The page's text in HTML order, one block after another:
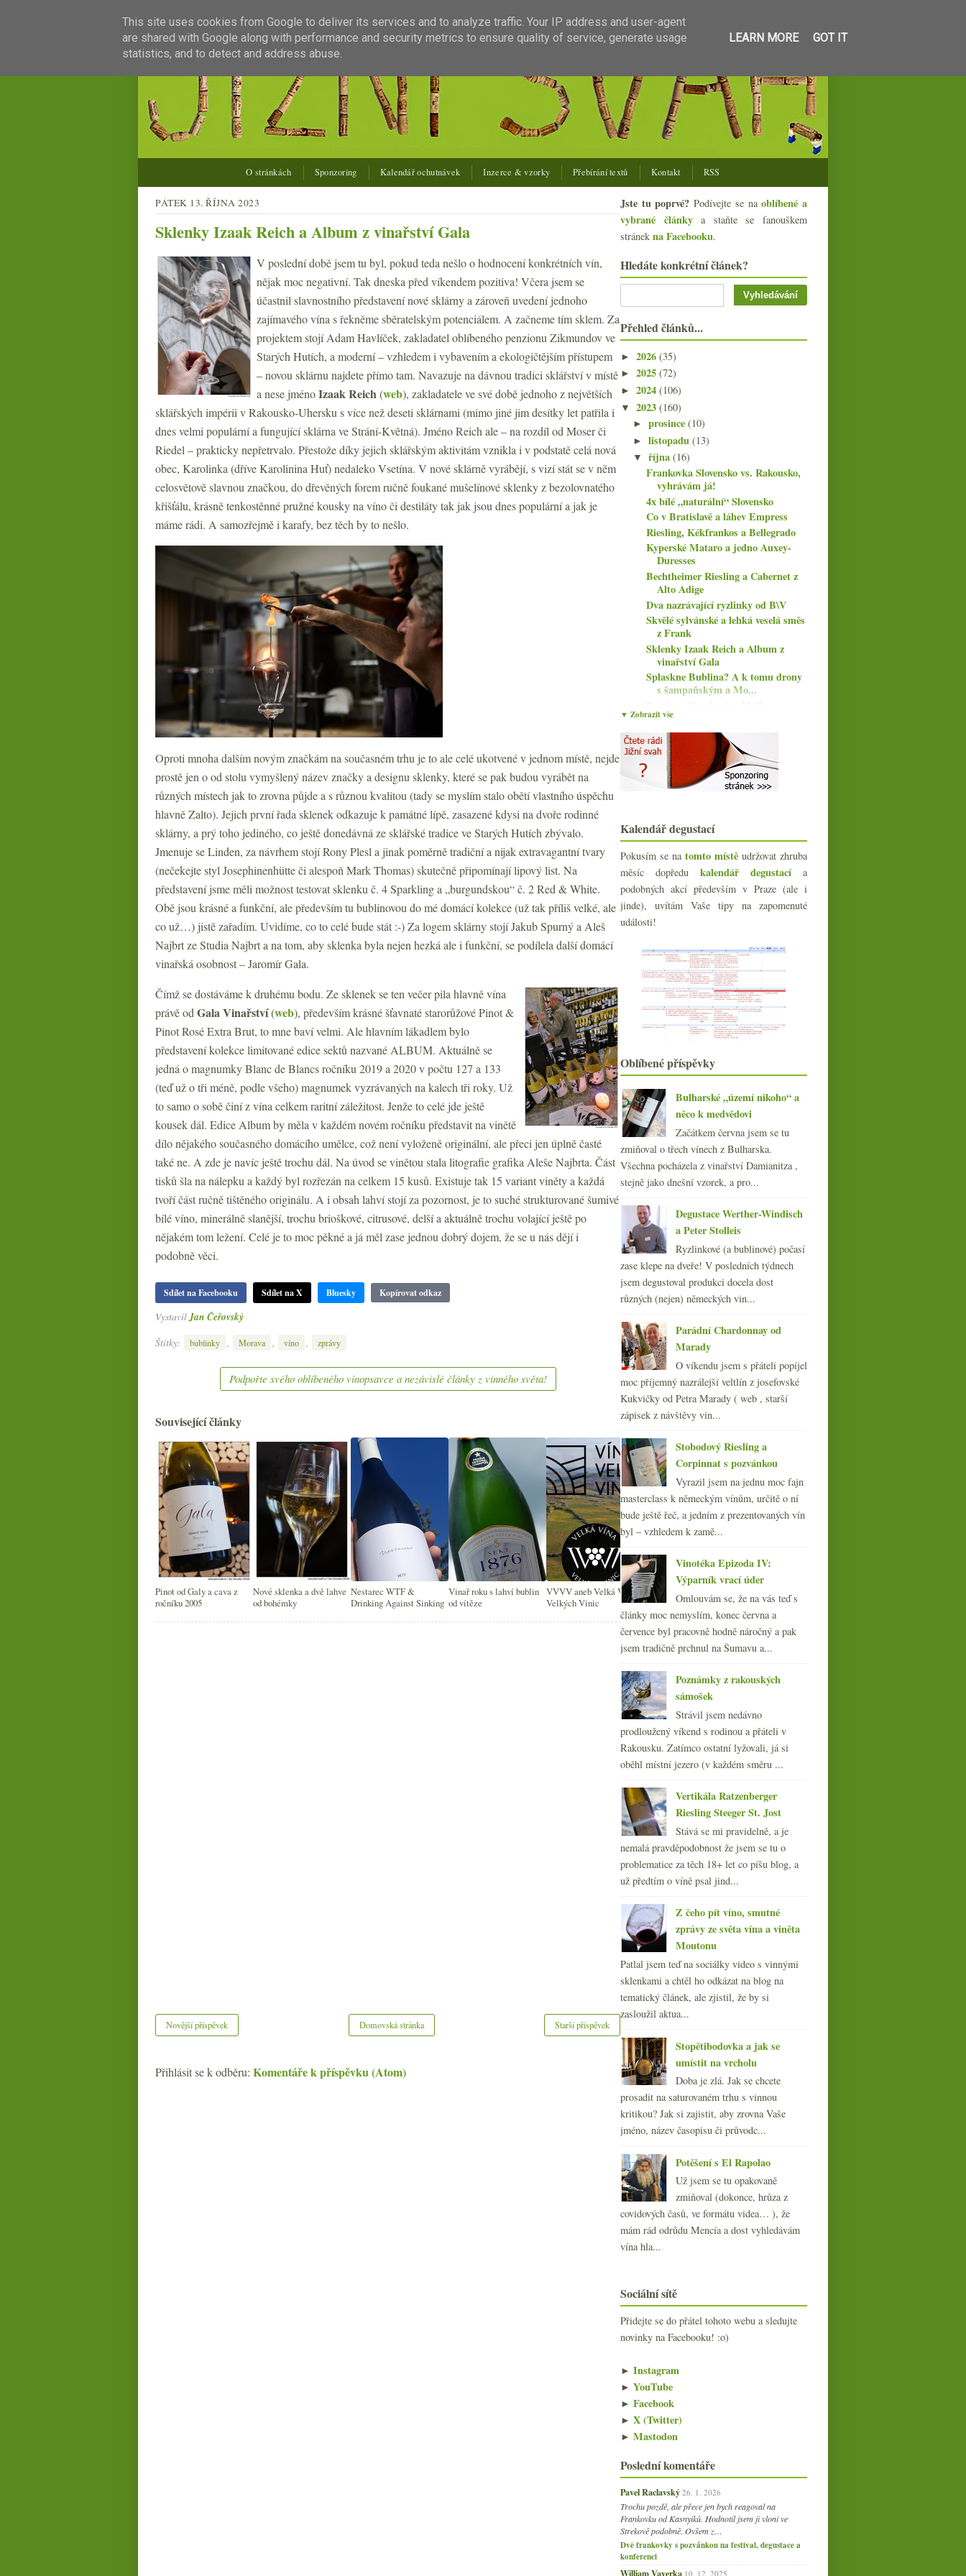
O stránkách Sponzoring Kalendář ochutnávek Inzerce & vzorky Přebírání textů Kontakt RSS
PÁTEK 13. ŘÍJNA 2023
Sklenky Izaak Reich a Album z vinařství Gala
V poslední době jsem tu byl, pokud teda nešlo o hodnocení konkrétních vín,
nějak moc negativní. Tak dneska před víkendem pozitiva! Včera jsem se
účastnil slavnostního představení nové sklárny a zároveň uvedení jednoho
zajímavého vína s řekněme sběratelským potenciálem. A začneme tím sklem. Za
projektem stojí Adam Havlíček, zakladatel oblíbeného penzionu Zikmundov ve
Starých Hutích, a moderní – vzhledem i vybavením a ekologičtějším přístupem
– novou sklárnu najdete přímo tam. Navazuje na dávnou tradici sklářství v místě
a nese jménoIzaak Reich(web), zakladatele ve své době jednoho z největších
sklářských impérii v Rakousko-Uhersku s více než deseti sklárnami (mimo jiné jim desítky let patřila i
dnes velmi populární a fungující sklárna ve Strání-Květná). Jméno Reich ale – na rozdíl od Moser či
Riedel – prakticky nepřetrvalo. Přestože díky jejich sklářským aktivitám vznikla i v podstatě celá nová
obec, Karolinka (dříve Karolinina Huť) nedaleko Vsetína. V nové sklárně vyrábějí, s vizí stát se v něm
celosvětově slavnou značkou, do dřevěných forem ručně foukané mušelínové sklenky z bezolovnatého
křišťálu, krásně tenkostěnné pružné kousky na víno či destiláty tak jak jsou dnes populární a jak je
máme rádi. A samozřejmě i karafy, bez těch by to nešlo.
Oproti mnoha dalším novým značkám na současném trhu je to ale celé ukotvené v jednom místě, nejde
prostě jen o od stolu vymyšlený název značky a designu sklenky, které se pak budou vyrábět na
různých místech jak to zrovna půjde a s různou kvalitou (tady se myslím stalo obětí vlastního úspěchu
hlavně Zalto). Jejich první řada sklenek odkazuje k památné lípě, zasazené kdysi na dvoře rodinné
sklárny, a prý toho jediného, co ještě donedávná ze sklářské tradice ve Starých Hutích zbývalo.
Jmenuje se Linden, za návrhem stojí Rony Plesl a jinak poměrně tradiční a nijak extravagantní tvary
(nečekejte styl Josephinenhütte či alespoň Mark Thomas) skutečně připomínají lipový list. Na
představení jsme měli možnost testovat sklenku č. 4 Sparkling a „burgundskou“ č. 2 Red & White.
Obě jsou krásné a funkční, ale především tu bublinovou do mé domácí kolekce (už tak příliš velké, ale
co už…) jistě zařadím. Uvidíme, co to celé bude stát :-) Za logem sklárny stojí Jakub Spurný a Aleš
Najbrt ze Studia Najbrt a na tom, aby sklenka byla nejen hezká ale i funkční, se podílela další domácí
vinařská osobnost – Jaromír Gala.
Čímž se dostáváme k druhému bodu. Ze sklenek se ten večer pila hlavně vína
právě od Gala Vinařství(web), především krásné šťavnaté starorůžové Pinot &
Pinot Rosé Extra Brut, to mne baví velmi. Ale hlavním lákadlem bylo
představení kolekce limitované edice sektů nazvané ALBUM. Aktuálně se
jedná o magnumky Blanc de Blancs ročníku 2019 a 2020 v počtu 127 a 133
(teď už o tři méně, podle všeho) magnumek vyzrávaných na kalech tři roky. Už
to samo o sobě činí z vína celkem raritní záležitost. Jenže to celé jde ještě
kousek dál. Edice Album by měla v každém novém ročníku představit na vinětě
dílo nějakého současného domácího umělce, což není vyloženě originální, ale přeci jen úplně časté
také ne. A zde je navíc ještě trochu dál. Na úvod se vinětou stala litografie grafika Aleše Najbrta. Část
tisků šla na nálepku a každý byl rozřezán na celkem 15 kusů. Existuje tak 15 variant viněty a každá
tvoří část ručně tištěného originálu. A i obsah lahví stojí za pozornost, je to suché strukturované šumivé
bílé víno, minerálně slanější, trochu brioškové, citrusové, delší a aktuálně trochu volající ještě po
nějakém tom ležení. Celé je to moc pěkné a já měl zase jednou dobrý dojem, že se u nás dějí i
podobně věci.
Sdílet na Facebooku Sdílet na X Bluesky Kopírovat odkaz
Vystavil Jan Čeřovský
Štítky:
bublinky , Morava , víno , zprávy
Podpořte svého oblíbeného vínopsavce a nezávislé články z vinného světa!
Související články
Pinot od Galy a cava z
ročníku 2005
Nové sklenka a dvě lahve
od bohémky
Nestarec WTF &
Drinking Against Sinking
Vinař roku s lahví bublin
od vítěze
VVVV aneb Velká Vína
Velkých Vinic
Chutné Prosecco a
naturální Podfuck
Novější příspěvek Starší příspěvek
Domovská stránka
Přihlásit se k odběru: Komentáře k příspěvku (Atom)
Jste tu poprvé? Podívejte se naoblíbené a
vybrané článkya staňte se fanouškem
stránek na Facebooku.
Hledáte konkrétní článek?
Přehled článků...
► 2026 (35)
► 2025 (72)
► 2024 (106)
▼ 2023 (160)
►prosince(10)
►listopadu(13)
▼října(16)
Frankovka Slovensko vs. Rakousko,
vyhrávám já!
4x bílé „naturální“ Slovensko
Co v Bratislavě a láhev Empress
Riesling, Kékfrankos a Bellegrado
Kyperské Mataro a jedno Auxey-
Duresses
Bechtheimer Riesling a Cabernet z
Alto Adige
Dva nazrávající ryzlinky od B\V
Skvělé sylvánské a lehká veselá směs
z Frank
Sklenky Izaak Reich a Album z
vinařství Gala
Splaskne Bublina? A k tomu drony
s šampaňským a Mo...
Povedená Frankovka, Malbec a
Spätburgunder
Výtečné sylvánské a fajn lehká
milerka
Dumání na naturálnem s lahví
exotického veltlínu
4x červený Gravettien od vinařství
Čínské zpronevěry, neetické DRC,
► září (14)
► srpna(8)
► července (6)
►června
►dubna(15)
►března(14)
► února(13)
ledna
2022(225)
►2020 (239)
►2019(238)
►2018(240)
►2017(240)
►2016(250)
2015(251)
2014
► 2013(249)
2012
2011(252)
►2010(249)
►2009(249)
2008 (270)
► 2007(108)
▼ Zobrazit vše
Kalendář degustací
Pokusím se na tomto místě udržovat zhruba
měsíc dopředu kalendář degustacía
podobných akcí především v Praze (ale i
jinde), uvítám Vaše tipy na zapomenuté
události!
Oblíbené příspěvky
Bulharské „území nikoho“ a
něco k medvědovi
Začátkem června jsem se tu
zmiňoval o třech vínech z Bulharska.
Všechna pocházela z vinařství Damianitza ,
stejně jako dnešní vzorek, a pro...
Degustace Werther-Windisch
a Peter Stolleis
Ryzlinkové (a bublinové) počasí
zase klepe na dveře! V posledních týdnech
jsem degustoval produkci docela dost
různých (nejen) německých vin...
Parádní Chardonnay od
Marady
O víkendu jsem s přáteli popíjel
moc příjemný nazrálejší veltlín z josefovské
Kukvičky od Petra Marady ( web , starší
zápisek z návštěvy vin...
Stobodový Riesling a
Corpinnat s pozvánkou
Vyrazil jsem na jednu moc fajn
masterclass k německým vínům, určitě o ní
bude ještě řeč, a jedním z prezentovaných vín
byl – vzhledem k zamě...
Vinotéka Epizoda IV:
Výparník vrací úder
Omlouvám se, že na vás teď s
články moc nemyslím, konec června a
července byl pracovně hodně náročný a pak
jsem tradičně prchnul na Šumavu a...
Poznámky z rakouských
sámošek
Strávil jsem nedávno
prodloužený víkend s rodinou a přáteli v
Rakousku. Zatímco ostatní lyžovali, já si
oběhl místní jezero (v každém směru ...
Vertikála Ratzenberger
Riesling Steeger St. Jost
Stává se mi pravidelně, a je
nemalá pravděpodobnost že jsem se tu o
problematice za těch 18+ let co píšu blog, a
už předtím o víně psal jind...
Z čeho pít víno, smutné
zprávy ze světa vína a viněta
Moutonu
Patlal jsem teď na sociálky video s vinnými
sklenkami a chtěl ho odkázat na blog na
tematický článek, ale zjistil, že by si
zasloužil aktua...
Stopětibodovka a jak se
umístit na vrcholu
Doba je zlá. Jak se chcete
prosadit na saturovaném trhu s vinnou
kritikou? Jak si zajistit, aby zrovna Vaše
jméno, název časopisu či průvodc...
Potěšení s El Rapolao
Už jsem se tu opakovaně
zmiňoval (dokonce, hrůza z
covidových časů, ve formátu videa… ), že
mám rád odrůdu Mencía a dost vyhledávám
vína hla...
Sociální sítě
Přidejte se do přátel tohoto webu a sledujte
novinky na Facebooku! :o)
► Instagram
► YouTube
► Facebook
► X (Twitter)
► Mastodon
Poslední komentáře
Pavel Raclavský 26. 1. 2026
Trochu pozdě, ale přece jen bych reagoval na
Frankovku od Kasnyiků. Hodnotil jsem ji vloni ve
Strekově podobně. Ovšem z…
Dvě frankovky s pozvánkou na festival, degustace a
konferenci
William Vaverka 10. 12. 2025
This site uses cookies from Google to deliver its services and to analyze traffic. Your IP address and user-agent
are shared with Google along with performance and security metrics to ensure quality of service, generate usage
statistics, and to detect and address abuse.
LEARN MORE GOT IT